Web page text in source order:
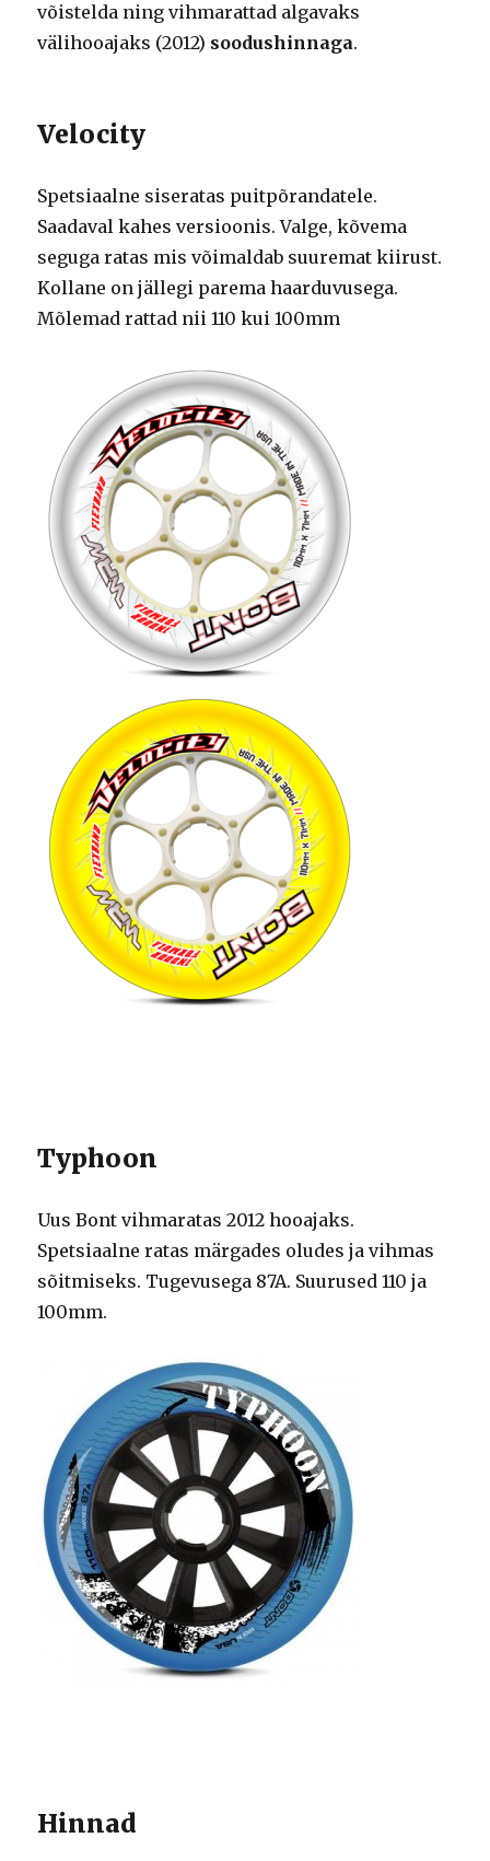
võistelda ning vihmarattad algavaks
välihooajaks (2012) soodushinnaga.
Velocity
Spetsiaalne siseratas puitpõrandatele.
Saadaval kahes versioonis. Valge, kõvema
seguga ratas mis võimaldab suuremat kiirust.
Kollane on jällegi parema haarduvusega.
Mõlemad rattad nii 110 kui 100mm
Typhoon
Uus Bont vihmaratas 2012 hooajaks.
Spetsiaalne ratas märgades oludes ja vihmas
sõitmiseks. Tugevusega 87A. Suurused 110 ja
100mm.
Hinnad